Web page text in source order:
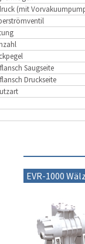
(mit
Saugseite
Druckseite
EVR-1000